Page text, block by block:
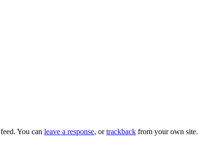
feed. You can leave a response, ortrackback from your own site.